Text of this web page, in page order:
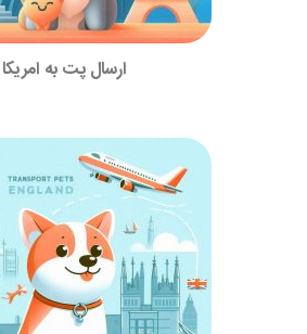
ارسال پت به امریکا